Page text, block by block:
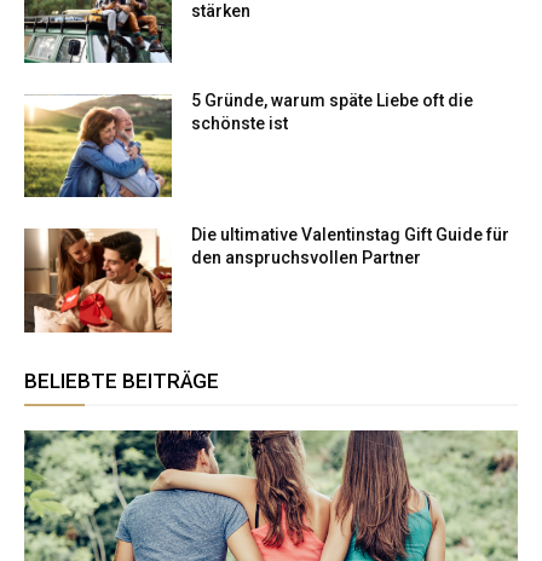
stärken
5 Gründe, warum späte Liebe oft die
schönste ist
Die ultimative Valentinstag Gift Guide für
den anspruchsvollen Partner
BELIEBTE BEITRÄGE